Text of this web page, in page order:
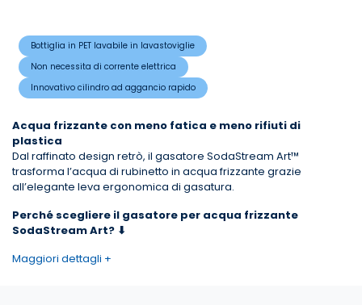
Bottiglia in PET lavabile in lavastoviglie
Non necessita di corrente elettrica
Innovativo cilindro ad aggancio rapido
Acqua frizzante con meno fatica e meno rifiuti di
plastica
Dal raffinato design retrò, il gasatore SodaStream Art™
trasforma l’acqua di rubinetto in acqua frizzante grazie
all’elegante leva ergonomica di gasatura.
Perché scegliere il gasatore per acqua frizzante
SodaStream Art? ⬇
✔️ Sostenibile
Maggiori dettagli +